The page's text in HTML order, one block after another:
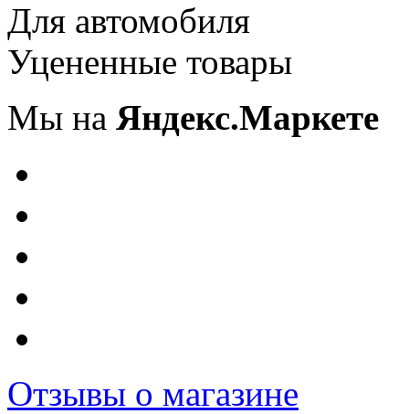
Для автомобиля
Уцененные товары
Мы на Яндекс.Маркете
Отзывы о магазине